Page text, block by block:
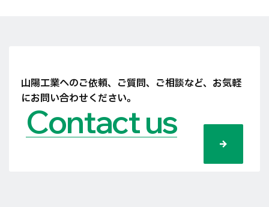
山陽工業へのご依頼、ご質問、ご相談など、 お気軽
にお問い合わせください。
Contact us